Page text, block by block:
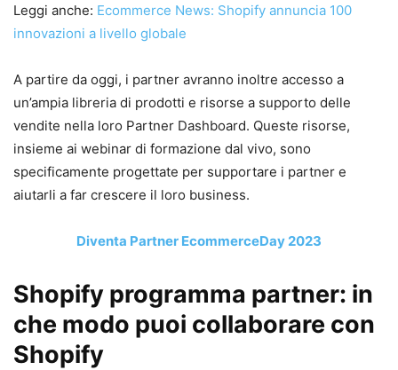
Leggi anche: Ecommerce News: Shopify annuncia 100
innovazioni a livello globale
A partire da oggi, i partner avranno inoltre accesso a
un’ampia libreria di prodotti e risorse a supporto delle
vendite nella loro Partner Dashboard. Queste risorse,
insieme ai webinar di formazione dal vivo, sono
specificamente progettate per supportare i partner e
aiutarli a far crescere il loro business.
Diventa Partner EcommerceDay 2023
Shopify programma partner: in
che modo puoi collaborare con
Shopify